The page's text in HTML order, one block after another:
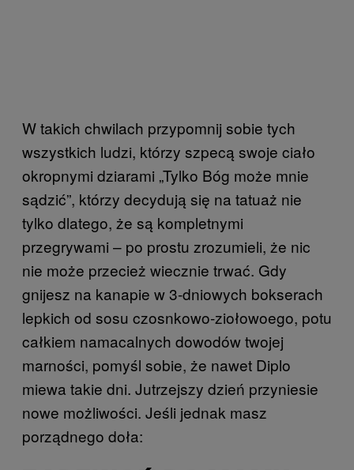
W takich chwilach przypomnij sobie tych
wszystkich ludzi, którzy szpecą swoje ciało
okropnymi dziarami „Tylko Bóg może mnie
sądzić”, którzy decydują się na tatuaż nie
tylko dlatego, że są kompletnymi
przegrywami – po prostu zrozumieli, że nic
nie może przecież wiecznie trwać. Gdy
gnijesz na kanapie w 3-dniowych bokserach
lepkich od sosu czosnkowo-ziołowoego, potu
całkiem namacalnych dowodów twojej
marności, pomyśl sobie, że nawet Diplo
miewa takie dni. Jutrzejszy dzień przyniesie
nowe możliwości. Jeśli jednak masz
porządnego doła: